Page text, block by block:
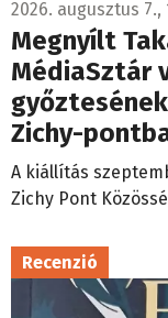
2026. augusztus 7.,
Megnyílt
MédiaSztár
Zichy-
A kiállítás
Zichy Pont
Recenzió